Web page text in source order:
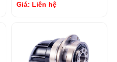
Giá: Liên hệ